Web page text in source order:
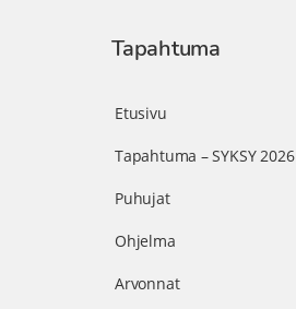
Tapahtuma
Etusivu
Tapahtuma – SYKSY 2026
Puhujat
Ohjelma
Arvonnat